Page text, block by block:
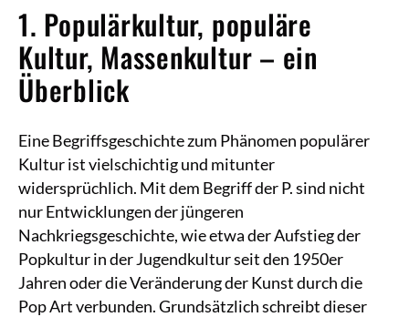
1. Populärkultur, populäre
Kultur, Massenkultur – ein
Überblick
Eine Begriffsgeschichte zum Phänomen populärer
Kultur ist vielschichtig und mitunter
widersprüchlich. Mit dem Begriff der P. sind nicht
nur Entwicklungen der jüngeren
Nachkriegsgeschichte, wie etwa der Aufstieg der
Popkultur in der Jugendkultur seit den 1950er
Jahren oder die Veränderung der Kunst durch die
Pop Art verbunden. Grundsätzlich schreibt dieser